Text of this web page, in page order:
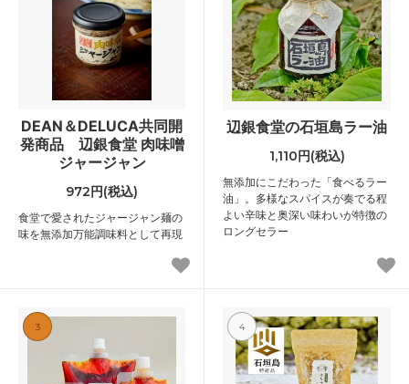
DEAN＆DELUCA共同開
発商品 辺銀食堂 肉味噌
ジャージャン
972円(税込)
食堂で愛されたジャージャン麺の
味を無添加万能調味料として再現
辺銀食堂の石垣島ラー油
1,110円(税込)
無添加にこだわった「食べるラー
油」。多様なスパイスが奏でる程
よい辛味と奥深い味わいが特徴の
ロングセラー
3 4